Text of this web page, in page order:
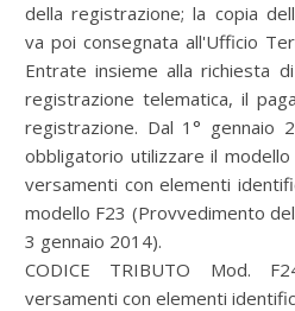
della registrazione; la copia
va poi consegnata all'Ufficio
Entrate insieme alla richiesta
registrazione telematica, il
registrazione. Dal 1° gennaio
obbligatorio utilizzare il
versamenti con elementi
modello F23 (Provvedimento
3 gennaio 2014).
CODICE TRIBUTO Mod.
versamenti con elementi